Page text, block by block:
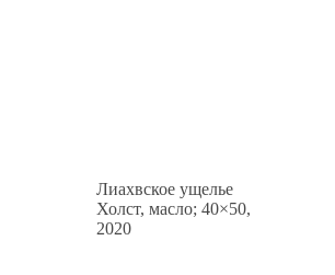
Лиахвское ущелье
Холст, масло; 40×50,
2020